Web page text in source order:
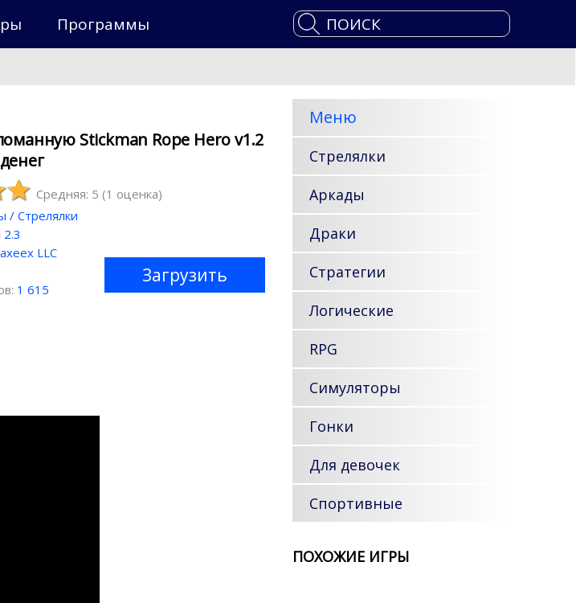
Программы
Stickman Rope Hero v1.2
Средняя: 5 (1 оценка)
/ Стрелялки
LLC
1 615
Загрузить
Меню
Стрелялки
Аркады
Драки
Стратегии
Логические
RPG
Симуляторы
Гонки
Для девочек
Спортивные
ПОХОЖИЕ ИГРЫ